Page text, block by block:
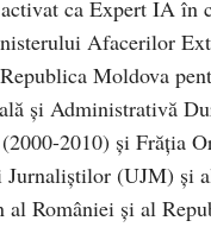
ca Expert IA în
Afacerilor
Moldova
şi Administrativă
2010) și Frăţia
(UJM) şi
al României și al